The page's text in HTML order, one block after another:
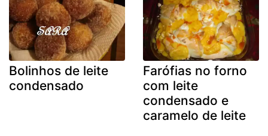
Bolinhos de leite
condensado
Farófias no forno
com leite
condensado e
caramelo de leite